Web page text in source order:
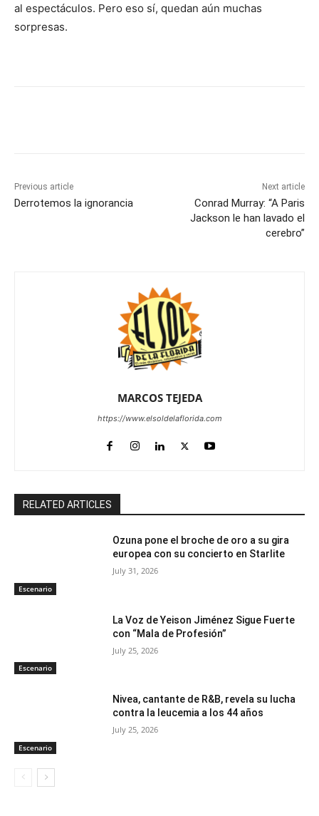
al espectáculos. Pero eso sí, quedan aún muchas
sorpresas.
Previous article
Derrotemos la ignorancia
Next article
Conrad Murray: “A Paris
Jackson le han lavado el
cerebro”
MARCOS TEJEDA
https://www.elsoldelaflorida.com
RELATED ARTICLES
Escenario
Ozuna pone el broche de oro a su gira
europea con su concierto en Starlite
July 31, 2026
Escenario
La Voz de Yeison Jiménez Sigue Fuerte
con “Mala de Profesión”
July 25, 2026
Escenario
Nivea, cantante de R&B, revela su lucha
contra la leucemia a los 44 años
July 25, 2026